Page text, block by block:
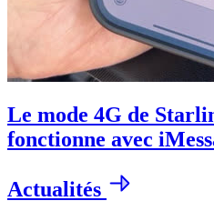
Le mode 4G de
fonctionne avec
Actualités